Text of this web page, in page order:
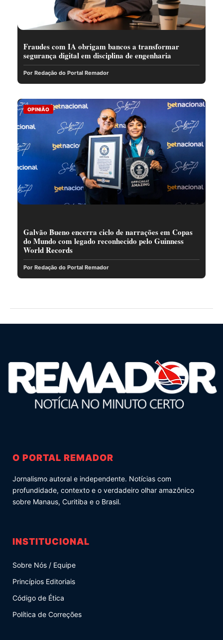
Fraudes com IA obrigam bancos a transformar
segurança digital em disciplina de engenharia
Por Redação do Portal Remador
OPINIÃO
Galvão Bueno encerra ciclo de narrações em Copas
do Mundo com legado reconhecido pelo Guinness
World Records
Por Redação do Portal Remador
O PORTAL REMADOR
Jornalismo autoral e independente. Notícias com
profundidade, contexto e o verdadeiro olhar amazônico
sobre Manaus, Curitiba e o Brasil.
INSTITUCIONAL
Sobre Nós / Equipe
Princípios Editoriais
Código de Ética
Política de Correções